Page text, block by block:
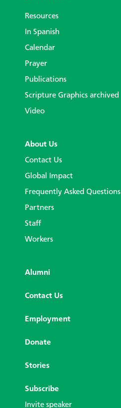
Resources
In Spanish
Calendar
Prayer
Publications
Scripture Graphics archived
Video
About Us
Contact Us
Global Impact
Frequently Asked Questions
Partners
Staff
Workers
Alumni
Contact Us
Employment
Donate
Stories
Subscribe
Invite speaker